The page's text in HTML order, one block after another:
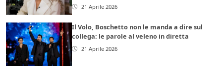
21 Aprile 2026
Il Volo, Boschetto non le manda a dire sul
collega: le parole al veleno in diretta
21 Aprile 2026